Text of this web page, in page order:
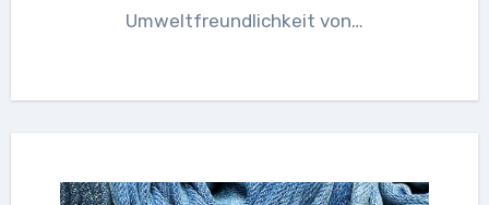
Umweltfreundlichkeit von…